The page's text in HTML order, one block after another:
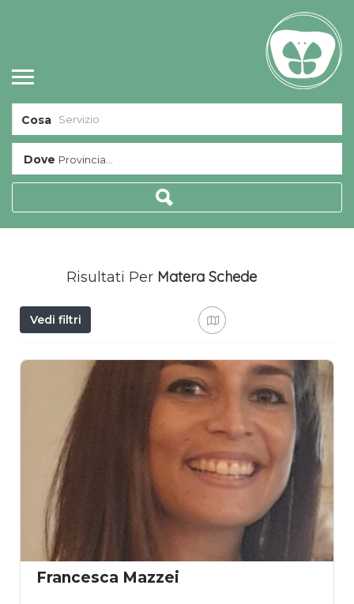
Cosa
Dove Provincia...
Risultati Per Matera Schede
Vedi filtri
Francesca Mazzei